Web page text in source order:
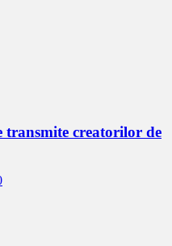
transmite creatorilor de